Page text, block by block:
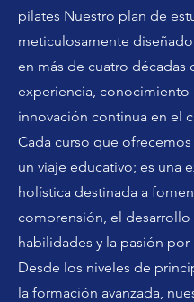
pilates Nuestro plan de
meticulosamente diseñado
en más de cuatro décadas
experiencia,
innovación continua en el
Cada curso que ofrecemos
un viaje educativo; es una
holística destinada a
comprensión, el desarrollo
habilidades y la pasión por
Desde los niveles de
la formación avanzada,